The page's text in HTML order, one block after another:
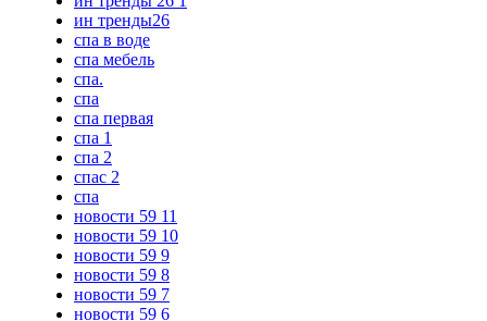
ин тренды26
спа в воде
спа мебель
спа.
спа
спа первая
спа 1
спа 2
спас 2
спа
новости 59 11
новости 59 10
новости 59 9
новости 59 8
новости 59 7
новости 59 6